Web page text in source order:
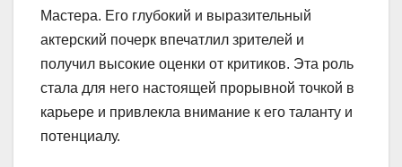
Мастера. Его глубокий и выразительный
актерский почерк впечатлил зрителей и
получил высокие оценки от критиков. Эта роль
стала для него настоящей прорывной точкой в
карьере и привлекла внимание к его таланту и
потенциалу.